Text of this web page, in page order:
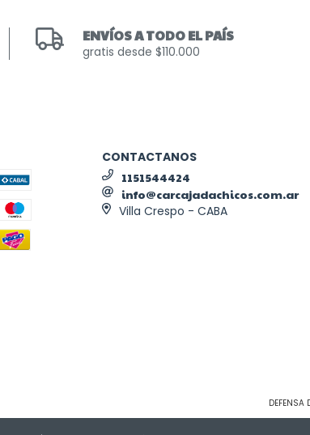
ENVÍOS A TODO EL PAÍS
gratis desde $110.000
CONTACTANOS
1151544424
info@carcajadachicos.com.ar
Villa Crespo - CABA
DEFENSA